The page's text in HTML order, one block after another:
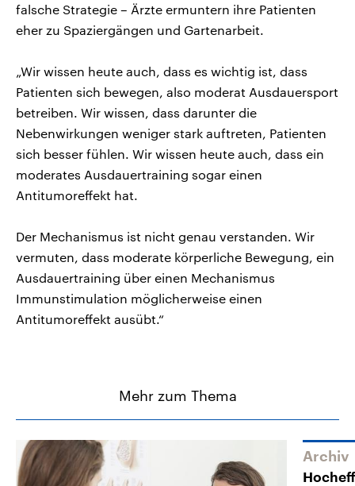
falsche Strategie – Ärzte ermuntern ihre Patienten
eher zu Spaziergängen und Gartenarbeit.
„Wir wissen heute auch, dass es wichtig ist, dass
Patienten sich bewegen, also moderat Ausdauersport
betreiben. Wir wissen, dass darunter die
Nebenwirkungen weniger stark auftreten, Patienten
sich besser fühlen. Wir wissen heute auch, dass ein
moderates Ausdauertraining sogar einen
Antitumoreffekt hat.
Der Mechanismus ist nicht genau verstanden. Wir
vermuten, dass moderate körperliche Bewegung, ein
Ausdauertraining über einen Mechanismus
Immunstimulation möglicherweise einen
Antitumoreffekt ausübt.“
Mehr zum Thema
Archiv